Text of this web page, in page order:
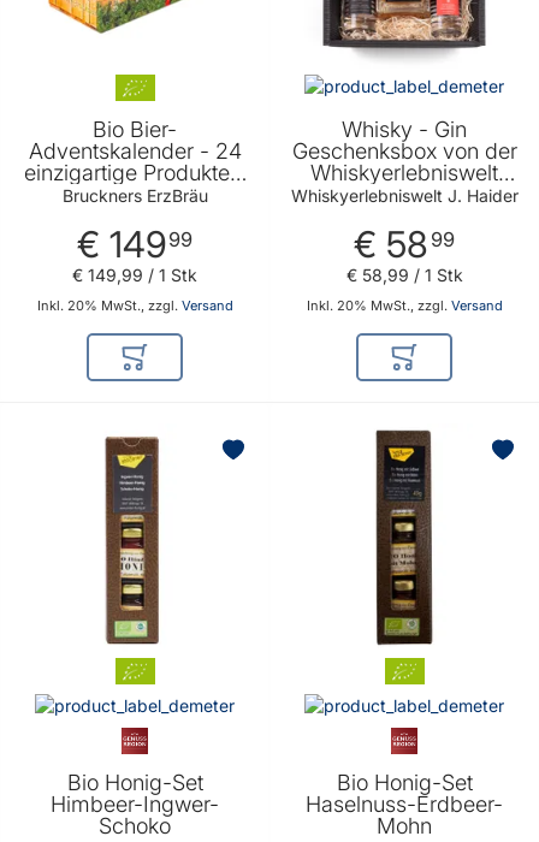
Bio Bier-
Adventskalender - 24
einzigartige Produkte -
perfektes Geschenk für
Bruckners ErzBräu
Bruckners ErzBräu
€ 14999
Inkl. 20% MwSt., zzgl. Versand
€ 149,99 / 1 Stk
In den Warenkorb
Whisky - Gin
Geschenksbox von der
Whiskyerlebniswelt
Haider
Whiskyerlebniswelt J. Haider
€ 58 99
Inkl. 20% MwSt., zzgl. Versand
€ 58,99 / 1 Stk
In den
Bio Honig-Set
Himbeer-Ingwer-
Schoko
Bio Honig-Set
Haselnuss-Erdbeer-
Mohn